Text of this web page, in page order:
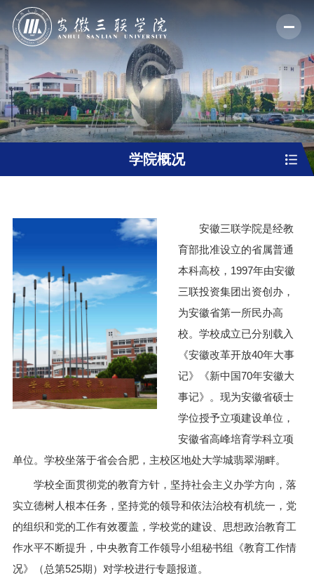
学院概况
安徽三联学院是经教
育部批准设立的省属普通
本科高校，1997年由安徽
三联投资集团出资创办，
为安徽省第一所民办高
校。学校成立已分别载入
《安徽改革开放40年大事
记》《新中国70年安徽大
事记》。现为安徽省硕士
学位授予立项建设单位，
安徽省高峰培育学科立项
单位。学校坐落于省会合肥，主校区地处大学城翡翠湖畔。
学校全面贯彻党的教育方针，坚持社会主义办学方向，落
实立德树人根本任务，坚持党的领导和依法治校有机统一，党
的组织和党的工作有效覆盖，学校党的建设、思想政治教育工
作水平不断提升，中央教育工作领导小组秘书组《教育工作情
况》（总第525期）对学校进行专题报道。